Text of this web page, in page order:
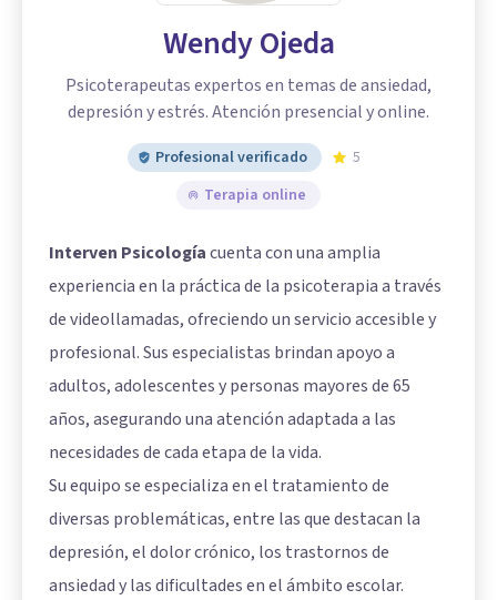
Wendy Ojeda
Psicoterapeutas expertos en temas de ansiedad,
depresión y estrés. Atención presencial y online.
Profesional verificado
5
Terapia online
Interven Psicologíacuenta con una amplia
experiencia en la práctica de la psicoterapia a través
de videollamadas, ofreciendo un servicio accesible y
profesional. Sus especialistas brindan apoyo a
adultos, adolescentes y personas mayores de 65
años, asegurando una atención adaptada a las
necesidades de cada etapa de la vida.
Su equipo se especializa en el tratamiento de
diversas problemáticas, entre las que destacan la
depresión, el dolor crónico, los trastornos de
ansiedad y las dificultades en el ámbito escolar.